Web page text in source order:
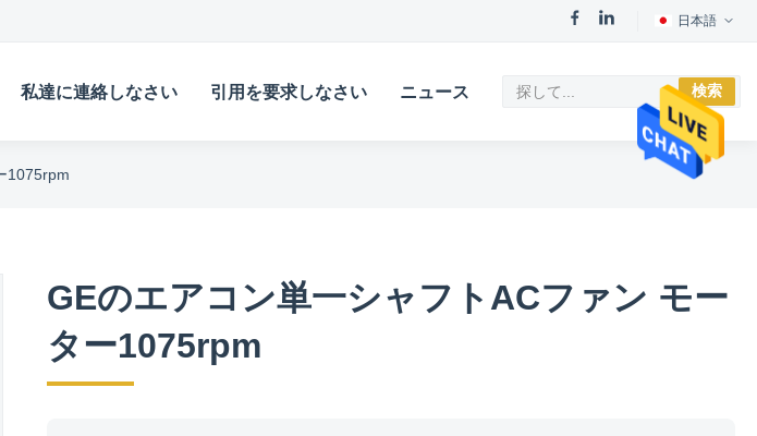
日本語
私達に連絡しなさい 引用を要求しなさい ニュース 検索
1075rpm
GEのエアコン単一シャフトACファン モー
ター1075rpm